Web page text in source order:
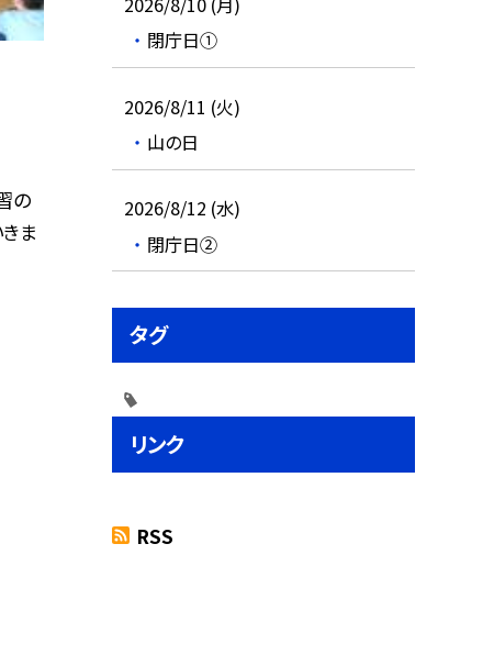
の
ま
閉庁日①
2026/8/11 (火)
山の日
2026/8/12 (水)
閉庁日②
タグ
リンク
RSS